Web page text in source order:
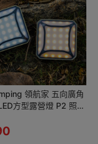
領航家 五向廣角
方型露營燈 P2 照明
帳篷燈 戶外掛燈